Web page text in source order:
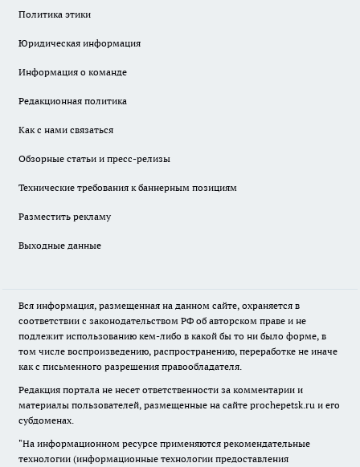
Политика этики
Юридическая информация
Информация о команде
Редакционная политика
Как с нами связаться
Обзорные статьи и пресс-релизы
Технические требования к баннерным позициям
Разместить рекламу
Выходные данные
Вся информация, размещенная на данном сайте, охраняется в
соответствии с законодательством РФ об авторском праве и не
подлежит использованию кем-либо в какой бы то ни было форме, в
том числе воспроизведению, распространению, переработке не иначе
как с письменного разрешения правообладателя.
Редакция портала не несет ответственности за комментарии и
материалы пользователей, размещенные на сайте prochepetsk.ru и его
субдоменах.
"На информационном ресурсе применяются рекомендательные
технологии (информационные технологии предоставления